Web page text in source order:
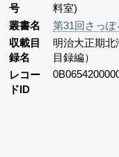
号
料室)
叢書名
第31回さっぽ
収載目
録名
明治大正期北
目録編）
レコー
ドID